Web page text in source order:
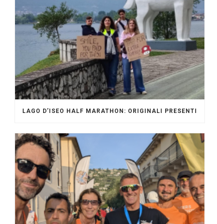
LAGO D’ISEO HALF MARATHON: ORIGINALI PRESENTI